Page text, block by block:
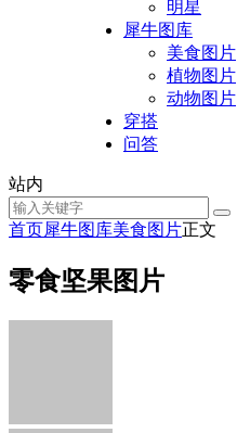
明星
犀牛图库
美食图片
植物图片
动物图片
穿搭
问答
站内
首页犀牛图库美食图片正文
零食坚果图片